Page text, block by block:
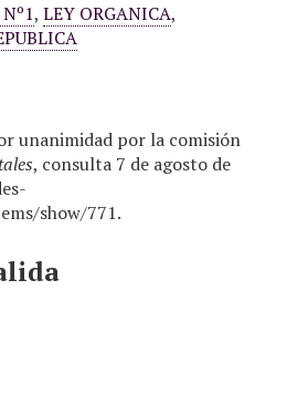
, LEY ORGANICA,
unanimidad por la comisión
, consulta 7 de agosto de
show/771.